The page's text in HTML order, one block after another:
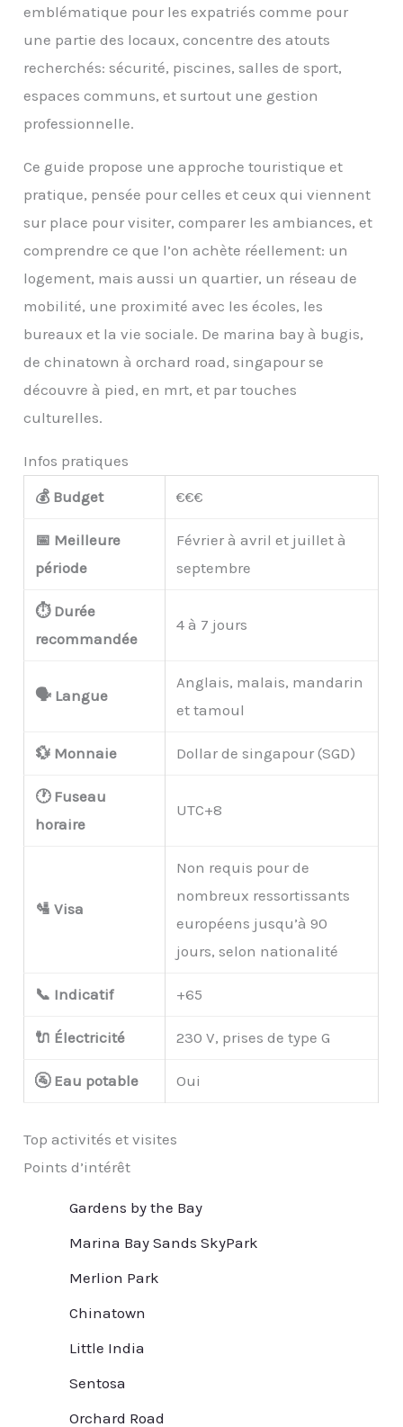
emblématique pour les expatriés comme pour
une partie des locaux, concentre des atouts
recherchés: sécurité, piscines, salles de sport,
espaces communs, et surtout une gestion
professionnelle.
Ce guide propose une approche touristique et
pratique, pensée pour celles et ceux qui viennent
sur place pour visiter, comparer les ambiances, et
comprendre ce que l’on achète réellement: un
logement, mais aussi un quartier, un réseau de
mobilité, une proximité avec les écoles, les
bureaux et la vie sociale. De marina bay à bugis,
de chinatown à orchard road, singapour se
découvre à pied, en mrt, et par touches
culturelles.
Infos pratiques
💰 Budget
€€€
📅 Meilleure
période
Février à avril et juillet à
septembre
⏱️ Durée
recommandée
4 à 7 jours
🗣️ Langue
Anglais, malais, mandarin
et tamoul
💱 Monnaie Dollar de singapour (SGD)
🕐 Fuseau
horaire
UTC+8
🛂 Visa
Non requis pour de
nombreux ressortissants
européens jusqu’à 90
jours, selon nationalité
📞 Indicatif +65
🔌 Électricité 230 V, prises de type G
🚰 Eau potable Oui
Top activités et visites
Points d’intérêt
Gardens by the Bay
Marina Bay Sands SkyPark
Merlion Park
Chinatown
Little India
Sentosa
Orchard Road